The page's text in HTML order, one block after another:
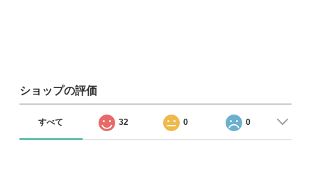
ショップの評価
すべて 32 0 0